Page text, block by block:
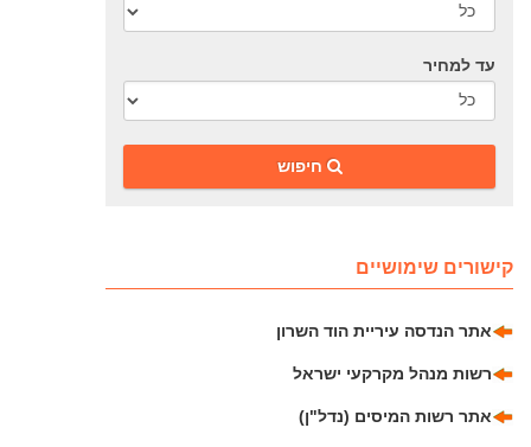
עד למחיר
‎חיפוש
קישורים שימושיים
אתר הנדסה עיריית הוד השרון
רשות מנהל מקרקעי ישראל
אתר רשות המיסים (נדל"ן)